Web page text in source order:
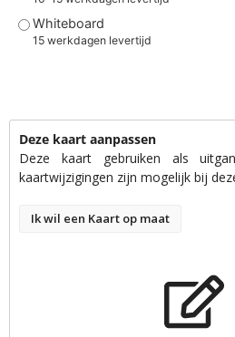
Whiteboard
15 werkdagen levertijd
Deze kaart aanpassen
Deze kaart gebruiken als
kaartwijzigingen zijn mogelijk bij
Ik wil een Kaart op maat